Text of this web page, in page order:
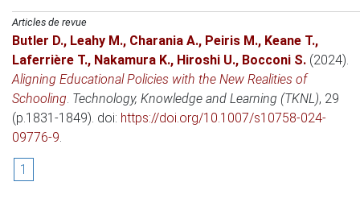
Articles de revue
Butler D., Leahy M., Charania A., Peiris M., Keane T.,
Laferrière T., Nakamura K., Hiroshi U., Bocconi S. (2024).
Aligning Educational Policies with the New Realities of
Schooling. Technology, Knowledge and Learning (TKNL), 29
(p.1831-1849). doi: https://doi.org/10.1007/s10758-024-
09776-9.
1